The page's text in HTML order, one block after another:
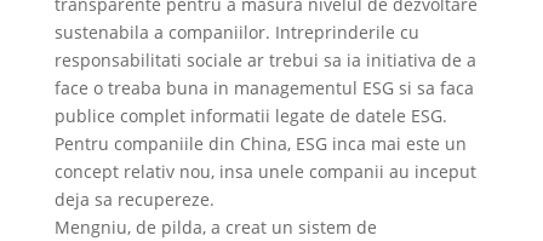
transparente pentru a masura nivelul de dezvoltare
sustenabila a companiilor. Intreprinderile cu
responsabilitati sociale ar trebui sa ia initiativa de a
face o treaba buna in managementul ESG si sa faca
publice complet informatii legate de datele ESG.
Pentru companiile din China, ESG inca mai este un
concept relativ nou, insa unele companii au inceput
deja sa recupereze.
Mengniu, de pilda, a creat un sistem de